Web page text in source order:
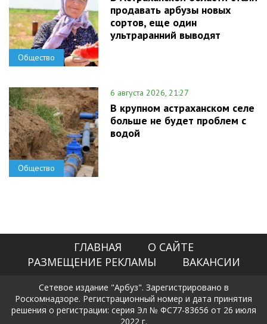
Общество
продавать арбузы новых
сортов, еще один
ультраранний выводят
Общество
6 августа 2026, 21:27
В крупном астраханском селе
больше не будет проблем с
водой
ГЛАВНАЯ
О САЙТЕ
РАЗМЕЩЕНИЕ РЕКЛАМЫ
ВАКАНСИИ
Сетевое издание "Арбуз". Зарегистрировано в
Роскомнадзоре. Регистрационный номер и дата принятия
решения о регистрации: серия Эл № ФС77-83656 от 26 июля
2022 г.